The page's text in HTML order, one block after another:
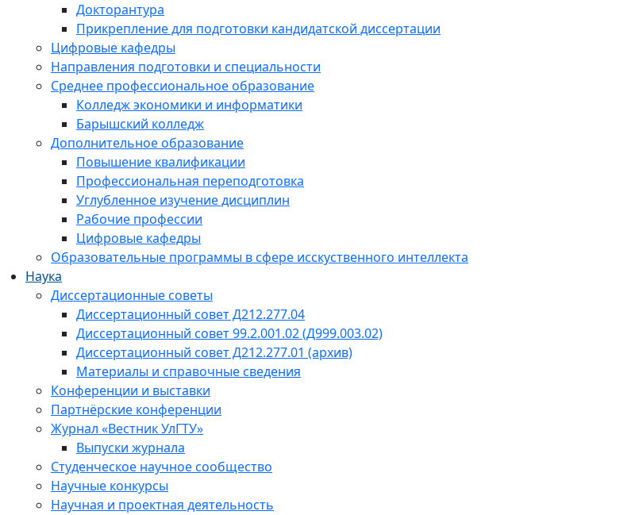
Докторантура
Прикрепление для подготовки кандидатской диссертации
Цифровые кафедры
Направления подготовки и специальности
Среднее профессиональное образование
Колледж экономики и информатики
Барышский колледж
Дополнительное образование
Повышение квалификации
Профессиональная переподготовка
Углубленное изучение дисциплин
Рабочие профессии
Цифровые кафедры
Образовательные программы в сфере исскуственного интеллекта
Наука
Диссертационные советы
Диссертационный совет Д212.277.04
Диссертационный совет 99.2.001.02 (Д999.003.02)
Диссертационный совет Д212.277.01 (архив)
Материалы и справочные сведения
Конференции и выставки
Партнёрские конференции
Журнал «Вестник УлГТУ»
Выпуски журнала
Студенческое научное сообщество
Научные конкурсы
Научная и проектная деятельность